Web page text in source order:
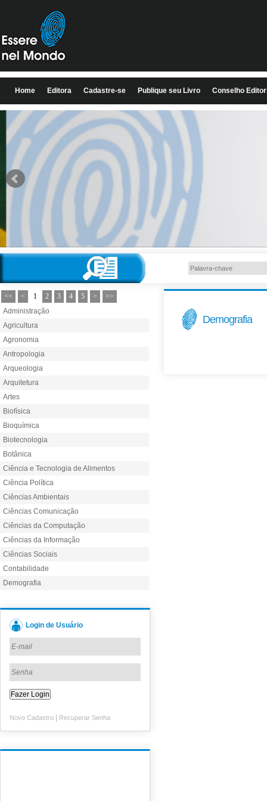
Home Editora Cadastre-se Publique seu Livro Conselho
<< < 1 2 3 4 5 >
>>
Administração
Agricultura
Agronomia
Antropologia
Arqueologia
Arquitetura
Artes
Biofísica
Bioquímica
Biotecnologia
Botânica
Ciência e Tecnologia de Alimentos
Ciência Política
Ciências Ambientais
Ciências Comunicação
Ciências da Computação
Ciências da Informação
Ciências Sociais
Contabilidade
Demografia
Login de Usuário
Novo Cadastro Recuperar Senha
Demografia